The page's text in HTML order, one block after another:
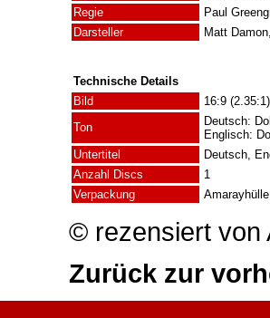
Regie
Paul
Darsteller
Matt
Technische Details
Bild
16:9 (2.35:1)
Ton
Deutsch:
Englisch:
Untertitel
Deutsch,
Anzahl Discs
1
Verpackung
© rezensiert von
Zurück zur